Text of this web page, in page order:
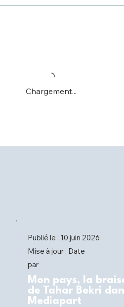
Chargement...
Publié le : 10 juin 2026
Mise à jour : Date
par
Mon pays, la
de Tahar Bekri
Mediapart